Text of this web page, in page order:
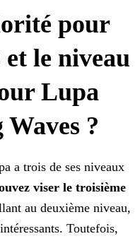
pour
et le niveau
Lupa
?
a trois de ses niveaux
viser le troisième
au deuxième niveau,
Toutefois,